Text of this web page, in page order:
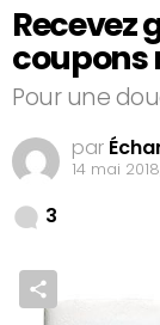
Recevez
coupons
Pour une
par
14 mai
3